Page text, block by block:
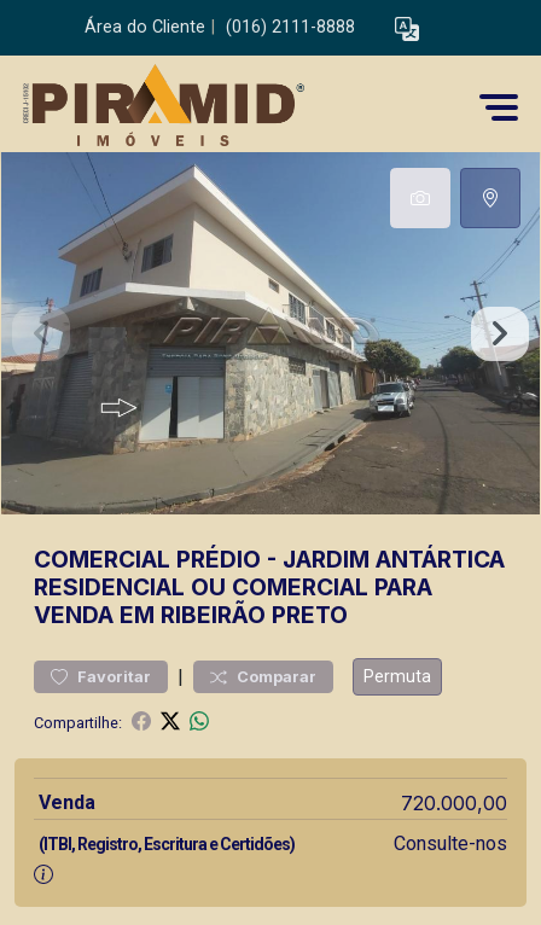
Área do Cliente (016) 2111-8888
COMERCIAL PRÉDIO - JARDIM ANTÁRTICA
RESIDENCIAL OU COMERCIAL PARA
VENDA EM RIBEIRÃO PRETO
Favoritar | Comparar Permuta
Compartilhe:
Venda 720.000,00
(ITBI, Registro, Escritura e Certidões) Consulte-nos